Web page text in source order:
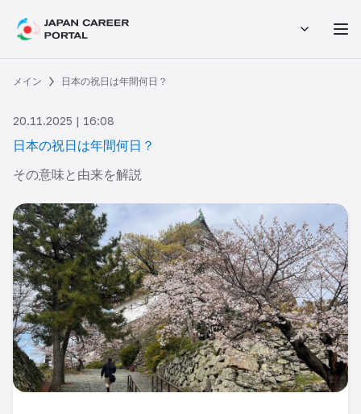
メイン 日本の祝日は年間何日？
20.11.2025 | 16:08
日本の祝日は年間何日？
その意味と由来を解説